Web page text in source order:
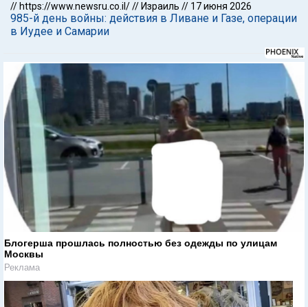
// https://www.newsru.co.il/// Израиль // 17 июня 2026
985-й день войны: действия в Ливане и Газе, операции
в Иудее и Самарии
Блогерша прошлась полностью без одежды по улицам
Москвы
Реклама